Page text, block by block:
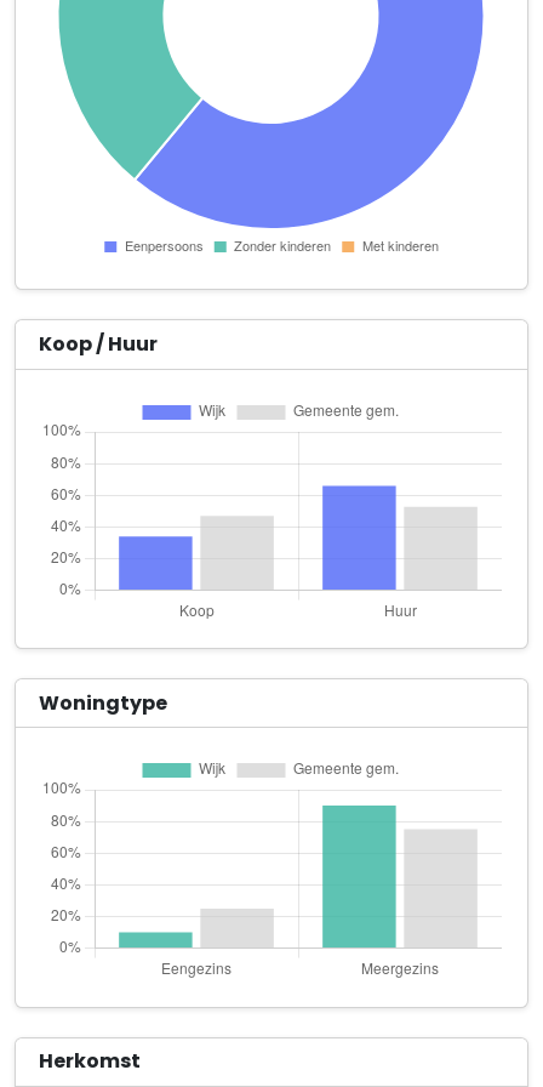
Prins Hendrikstraat 89
Utopie Advocaten
Waldeck Pyrmontkade 116 1e verdieping
Vincenzo's B.V.
Prins Hendrikstraat 75
VvE Beheer Online.nl
Van Diemenstraat 202 unit 1.6
Wat(t) Verlichting en Design
Laan van Meerdervoort 94 A
Abriket
Van Diemenstraat 202 unit 1.6
Aleppo
APP Rigger B.V.
Heemskerckstraat 18
Aquila
Artmorial
Witte de Withstraat 42 A A
A-Sí Translations
Barentszstraat 24 A
Baba Jan Perzische Tapijten
Banten B.V.
Laan van Meerdervoort 164 A
Bij Lotje
Koop / Huur
Woningtype
Herkomst